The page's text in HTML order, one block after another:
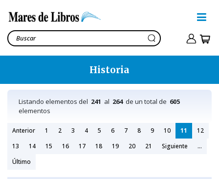
Historia
Listando elementos del 241 al 264de un total de 605
elementos
Anterior 1 2 3 4 5 6 7 8 9 10 11
12
13
14 15 16 17 18 19 20 21 Siguiente
...
Último